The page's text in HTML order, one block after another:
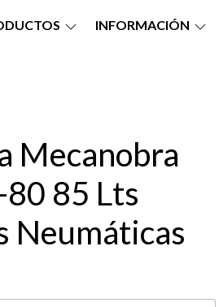
INFORMACIÓN
Mecanobra
85 Lts
Neumáticas